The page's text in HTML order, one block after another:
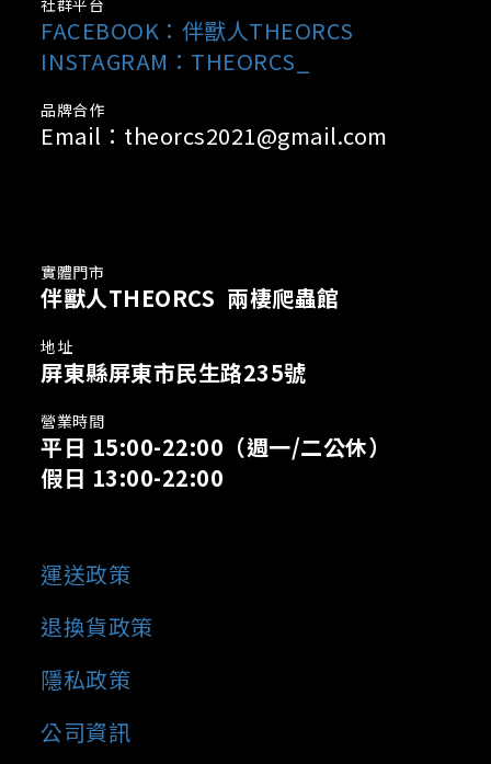
社群平台
FACEBOOK： 伴獸人THEORCS
INSTAGRAM：THEORCS_
品牌合作
Email：theorcs2021@gmail.com
實體門市
伴獸人THEORCS 兩棲爬蟲館
地址
屏東縣屏東市民生路235號
營業時間
平日 15:00-22:00 （週一/二公休）
假日 13:00-22:00
運送政策
退換貨政策
隱私政策
公司資訊